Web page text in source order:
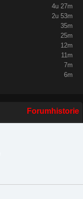
4u 27m
2u 53m
35m
25m
12m
11m
7m
6m
Forumhistorie